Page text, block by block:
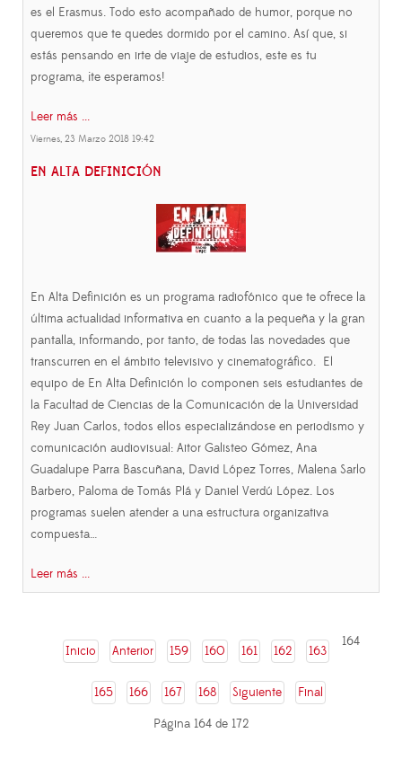
es el Erasmus. Todo esto acompañado de humor, porque no
queremos que te quedes dormido por el camino. Así que, si
estás pensando en irte de viaje de estudios, este es tu
programa, ¡te esperamos!
Leer más ...
Viernes, 23 Marzo 2018 19:42
EN ALTA DEFINICIÓN
En Alta Definición es un programa radiofónico que te ofrece la
última actualidad informativa en cuanto a la pequeña y la gran
pantalla, informando, por tanto, de todas las novedades que
transcurren en el ámbito televisivo y cinematográfico. El
equipo de En Alta Definición lo componen seis estudiantes de
la Facultad de Ciencias de la Comunicación de la Universidad
Rey Juan Carlos, todos ellos especializándose en periodismo y
comunicación audiovisual: Aitor Galisteo Gómez, Ana
Guadalupe Parra Bascuñana, David López Torres, Malena Sarlo
Barbero, Paloma de Tomás Plá y Daniel Verdú López. Los
programas suelen atender a una estructura organizativa
compuesta…
Leer más ...
Inicio Anterior 159 160 161 162 163
164
165 166 167 168 Siguiente
Final
Página 164 de 172